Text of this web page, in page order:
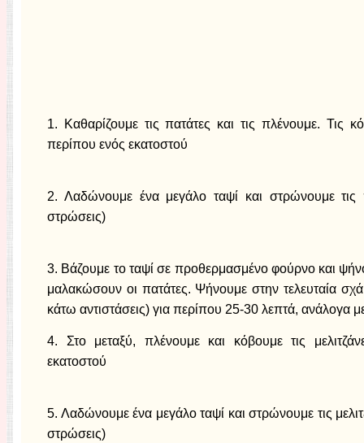
1. Καθαρίζουμε τις πατάτες και τις πλένουμε. Τις
περίπου ενός εκατοστού
2. Λαδώνουμε ένα μεγάλο ταψί και στρώνουμε
στρώσεις)
3. Βάζουμε το ταψί σε προθερμασμένο φούρνο και
μαλακώσουν οι πατάτες. Ψήνουμε στην τελευταία
κάτω αντιστάσεις) για περίπου 25-30 λεπτά, ανάλογα
4. Στο μεταξύ, πλένουμε και κόβουμε τις
εκατοστού
5. Λαδώνουμε ένα μεγάλο ταψί και στρώνουμε τις
στρώσεις)